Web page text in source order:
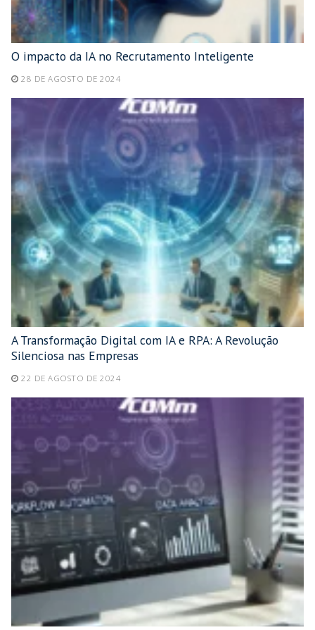
O impacto da IA no Recrutamento Inteligente
28 DE AGOSTO DE 2024
A Transformação Digital com IA e RPA: A Revolução
Silenciosa nas Empresas
22 DE AGOSTO DE 2024